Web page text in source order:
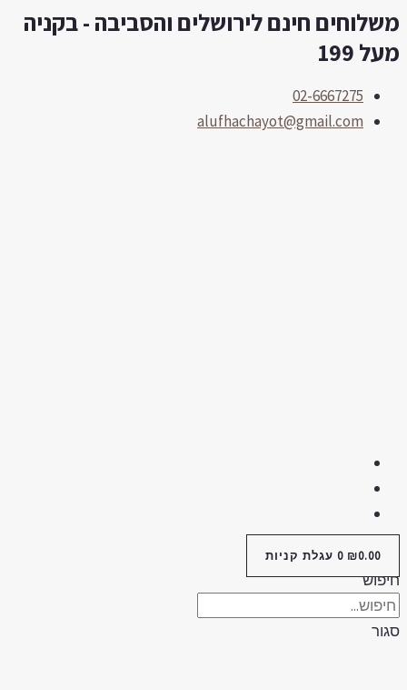
חינם לירושלים והסביבה - בקניה
199
02-6667275
alufhachayot@gmail.com
₪0.00
0 עגלת קניות